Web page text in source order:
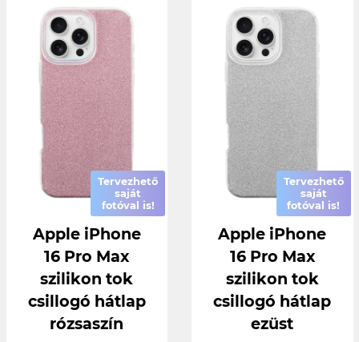
Tervezhető
saját
fotóval is!
Apple iPhone
16 Pro Max
szilikon tok
csillogó hátlap
rózsaszín
Tervezhető
saját
fotóval is!
Apple iPhone
16 Pro Max
szilikon tok
csillogó hátlap
ezüst